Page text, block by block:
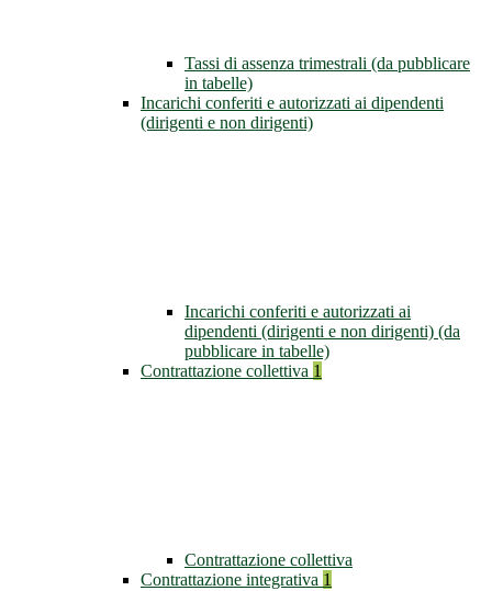
Tassi di assenza trimestrali (da pubblicare
in tabelle)
Incarichi conferiti e autorizzati ai dipendenti
(dirigenti e non dirigenti)
Incarichi conferiti e autorizzati ai
dipendenti (dirigenti e non dirigenti) (da
pubblicare in tabelle)
Contrattazione collettiva 1
Contrattazione collettiva
Contrattazione integrativa 1